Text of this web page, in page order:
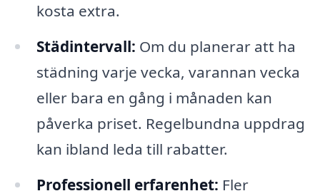
kosta extra.
Städintervall: Om du planerar att ha
städning varje vecka, varannan vecka
eller bara en gång i månaden kan
påverka priset. Regelbundna uppdrag
kan ibland leda till rabatter.
Professionell erfarenhet: Fler